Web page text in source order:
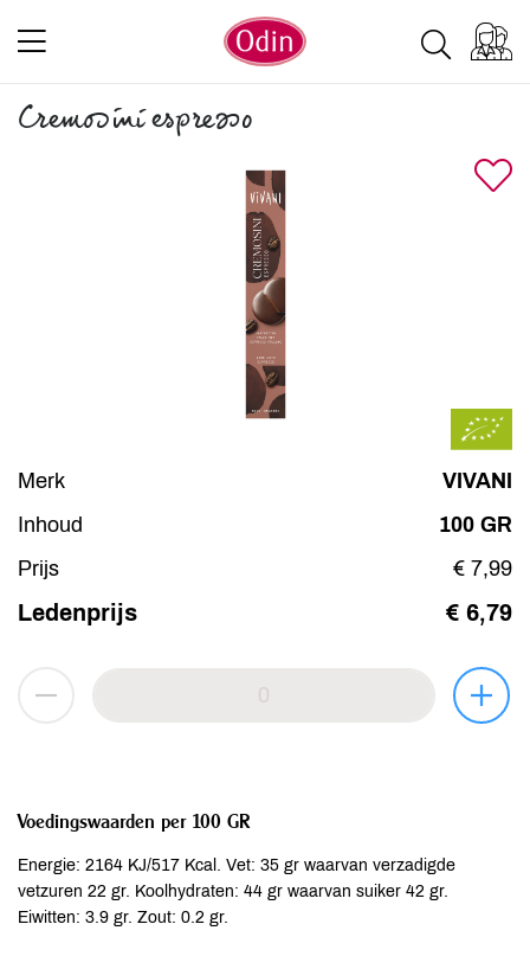
Cremosini espresso
Merk
VIVANI
Inhoud
100 GR
Prijs
€ 7,99
Ledenprijs € 6,79
Voedingswaarden per 100 GR
Energie: 2164 KJ/517 Kcal. Vet: 35 gr waarvan verzadigde
vetzuren 22 gr. Koolhydraten: 44 gr waarvan suiker 42 gr.
Eiwitten: 3.9 gr. Zout: 0.2 gr.